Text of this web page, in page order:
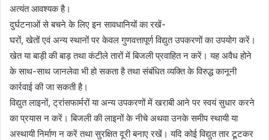
अत्यंत आवश्यक है।
दुर्घटनाओं से बचने के लिए इन सावधानियों का रखें-
घरों, खेतों एवं अन्य स्थानों पर केवल गुणवत्तापूर्ण विद्युत उपकरणों का उपयोग करें।
खेत या बाड़ी की बाड़ तथा कंटीले तारों में बिजली प्रवाहित न करें। यह अवैध होने
के साथ-साथ जानलेवा भी हो सकता है तथा संबंधित व्यक्ति के विरुद्ध कानूनी
कार्रवाई की जा सकती है।
विद्युत लाइनों, ट्रांसफार्मरों या अन्य उपकरणों में खराबी आने पर स्वयं सुधार करने
का प्रयास न करें। बिजली की लाइनों के नीचे अथवा उनके समीप स्थायी या
अस्थायी निर्माण न करें तथा सुरक्षित दूरी बनाए रखें। यदि कोई विद्युत तार टूटकर